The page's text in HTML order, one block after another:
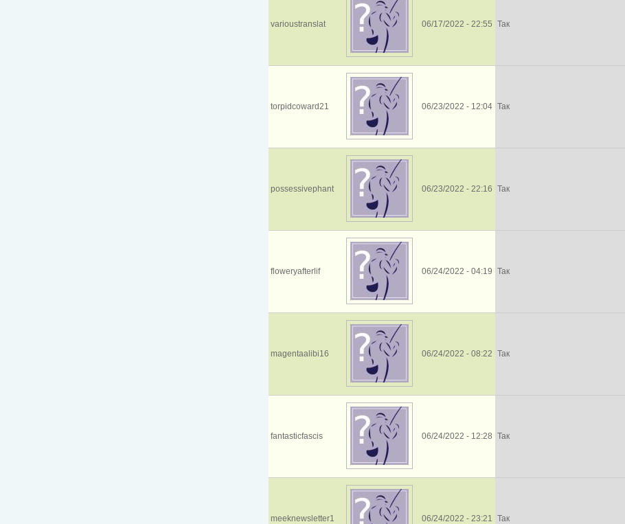
varioustranslat 06/17/2022 - 22:55 Так
torpidcoward21 06/23/2022 - 12:04 Так
possessivephant 06/23/2022 - 22:16 Так
floweryafterlif 06/24/2022 - 04:19 Так
magentaalibi16 06/24/2022 - 08:22 Так
fantasticfascis 06/24/2022 - 12:28 Так
meeknewsletter1 06/24/2022 - 23:21 Так